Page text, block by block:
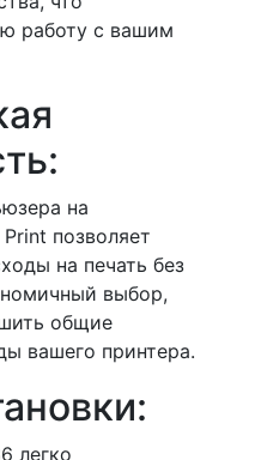
работу с вашим
на
позволяет
на печать без
выбор,
общие
вашего принтера.
легко